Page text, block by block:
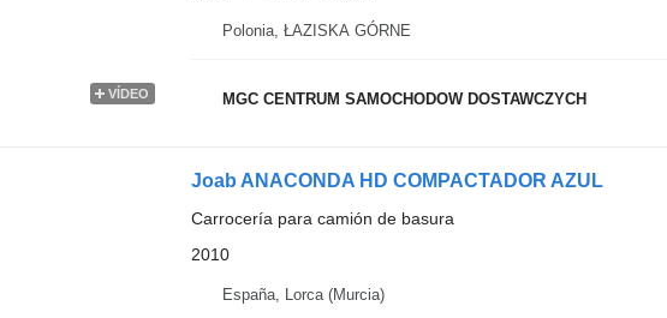
VÍDEO
Polonia, ŁAZISKA GÓRNE
MGC CENTRUM SAMOCHODOW DOSTAWCZYCH
Joab ANACONDA HD COMPACTADOR AZUL
Carrocería para camión de basura
2010
España, Lorca (Murcia)